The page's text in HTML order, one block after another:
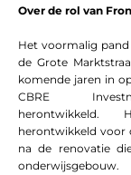
Over de rol van
Het voormalig pand
de Grote
komende jaren in
CBRE
herontwikkeld voor
na de renovatie
onderwijsgebouw.